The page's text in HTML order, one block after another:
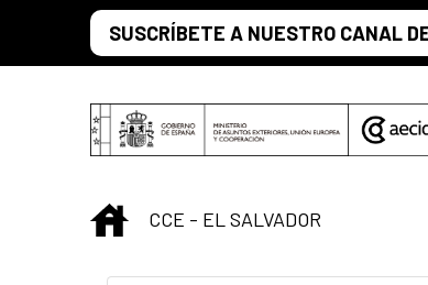
Saltar al contenido principal
SUSCRÍBETE A NUESTRO CANAL
INICIO
CCE - EL SALVADOR